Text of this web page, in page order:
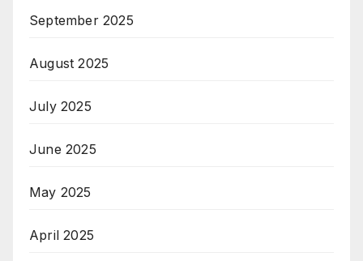
September 2025
August 2025
July 2025
June 2025
May 2025
April 2025